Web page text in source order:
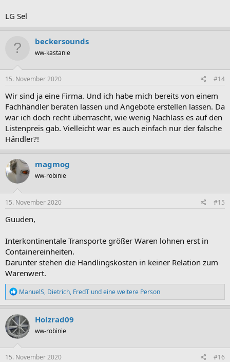
LG Sel
beckersounds
ww-kastanie
15. November 2020 #14
Wir sind ja eine Firma. Und ich habe mich bereits von einem
Fachhändler beraten lassen und Angebote erstellen lassen. Da
war ich doch recht überrascht, wie wenig Nachlass es auf den
Listenpreis gab. Vielleicht war es auch einfach nur der falsche
Händler?!
magmog
ww-robinie
15. November 2020 #15
Guuden,
Interkontinentale Transporte größer Waren lohnen erst in
Containereinheiten.
Darunter stehen die Handlingskosten in keiner Relation zum
Warenwert.
R
e
a
k
t
i
o
n
e
ManuelS, Dietrich, FredT und eine weitere Person
Holzrad09
ww-robinie
15. November 2020 #16